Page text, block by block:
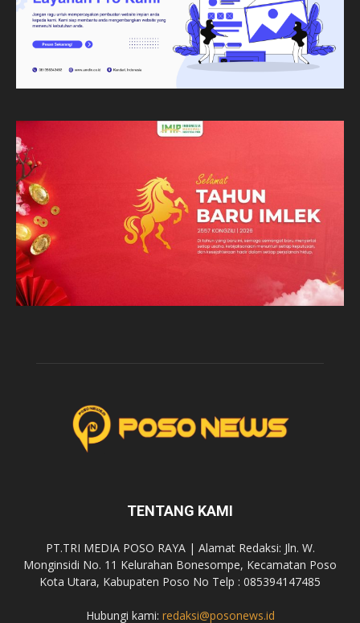
TENTANG KAMI
PT.TRI MEDIA POSO RAYA | Alamat Redaksi: Jln. W.
Monginsidi No. 11 Kelurahan Bonesompe, Kecamatan Poso
Kota Utara, Kabupaten Poso No Telp : 085394147485
Hubungi kami: redaksi@posonews.id